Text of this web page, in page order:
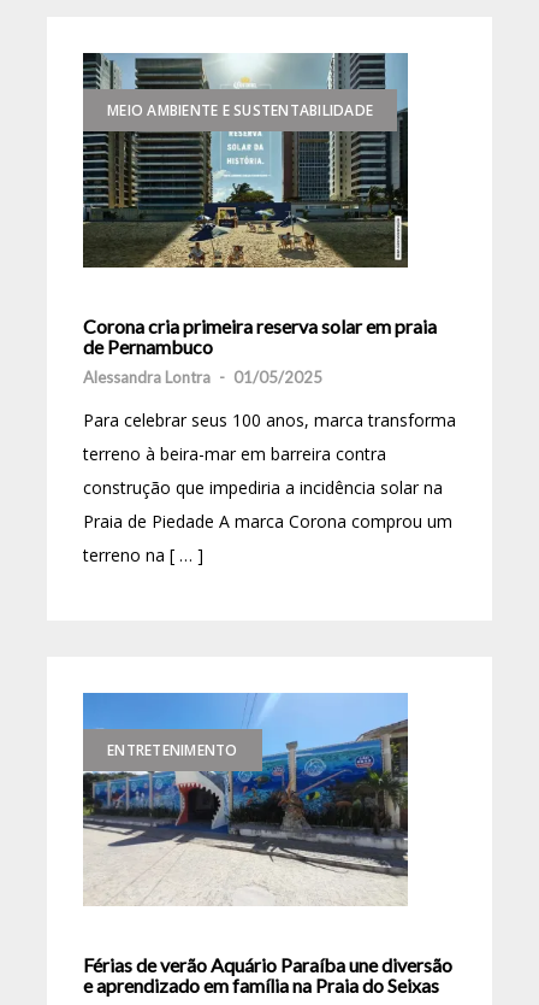
MEIO AMBIENTE E SUSTENTABILIDADE
Corona cria primeira reserva solar em praia
de Pernambuco
Alessandra Lontra - 01/05/2025
Para celebrar seus 100 anos, marca transforma
terreno à beira-mar em barreira contra
construção que impediria a incidência solar na
Praia de Piedade A marca Corona comprou um
terreno na [ … ]
ENTRETENIMENTO
Férias de verão Aquário Paraíba une diversão
e aprendizado em família na Praia do Seixas